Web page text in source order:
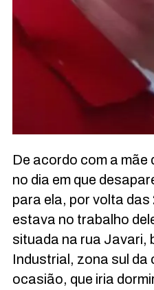
De acordo com a mãe
no dia em que
para ela, por volta das
estava no trabalho
situada na rua Javari,
Industrial, zona sul da
ocasião, que iria